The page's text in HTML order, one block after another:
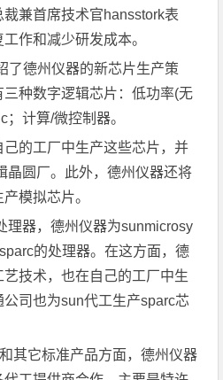
兼首席技术官hansstork表
作和减少研发成本。
了德州仪器的新芯片生产策
种数字逻辑芯片：低功率(无
计算/微控制器。
的工厂中生产这些芯片，并
晶圆厂。此外，德州仪器还将
模拟芯片。
理器，德州仪器为sunmicrosy
的处理器。在这方面，德
技术，也在自己的工厂中生
司也为sun代工生产sparc芯
其它标准产品方面，德州仪器